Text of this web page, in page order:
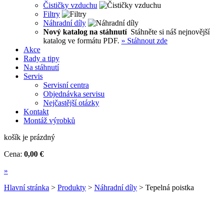
Čističky vzduchu
Filtry
Náhradní díly
Nový katalog na stáhnutí Stáhněte si náš nejnovější
katalog ve formátu PDF. » Stáhnout zde
Akce
Rady a tipy
Na stáhnutí
Servis
Servisní centra
Objednávka servisu
Nejčastější otázky
Kontakt
Montáž výrobků
košík je prázdný
Cena: 0,00 €
»
Hlavní stránka > Produkty > Náhradní díly > Tepelná poistka